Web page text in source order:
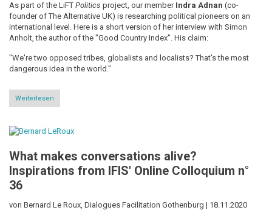
As part of the LiFT Politics project, our member Indra Adnan (co-
founder of The Alternative UK) is researching political pioneers on an
international level. Here is a short version of her interview with Simon
Anholt, the author of the "Good Country Index". His claim:
"We're two opposed tribes, globalists and localists? That's the most
dangerous idea in the world."
Weiterlesen
Simon
the
Country
Index
What makes conversations alive?
Inspirations from IFIS' Online Colloquium n°
36
von Bernard Le Roux, Dialogues Facilitation Gothenburg | 18.11.2020